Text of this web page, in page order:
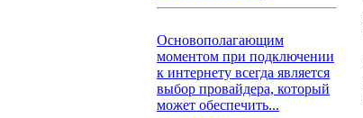
Основополагающим
моментом при подключении
к интернету всегда является
выбор провайдера, который
может обеспечить...